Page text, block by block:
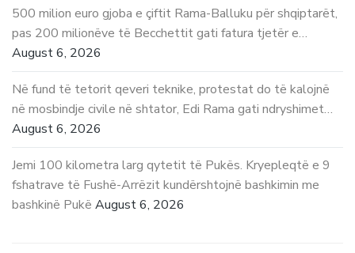
500 milion euro gjoba e çiftit Rama-Balluku për shqiptarët,
pas 200 milionëve të Becchettit gati fatura tjetër e…
August 6, 2026
Në fund të tetorit qeveri teknike, protestat do të kalojnë
në mosbindje civile në shtator, Edi Rama gati ndryshimet…
August 6, 2026
Jemi 100 kilometra larg qytetit të Pukës. Kryepleqtë e 9
fshatrave të Fushë-Arrëzit kundërshtojnë bashkimin me
bashkinë Pukë August 6, 2026